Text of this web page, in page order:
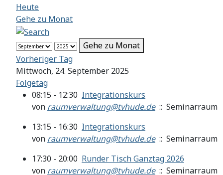
Heute
Gehe zu Monat
Gehe zu Monat
Vorheriger Tag
Mittwoch, 24. September 2025
Folgetag
08:15 - 12:30 Integrationskurs
von raumverwaltung@tvhude.de:: Seminarraum
13:15 - 16:30 Integrationskurs
von raumverwaltung@tvhude.de:: Seminarraum
17:30 - 20:00 Runder Tisch Ganztag 2026
von raumverwaltung@tvhude.de:: Seminarraum